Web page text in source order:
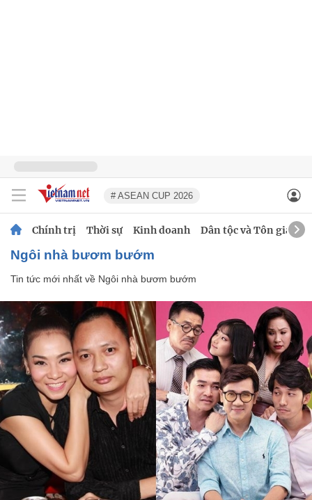
# ASEAN CUP 2026
Chính trị Thời sự Kinh doanh Dân tộc và Tôn giáo
Ngôi nhà bươm bướm
Tin tức mới nhất về Ngôi nhà bươm bướm